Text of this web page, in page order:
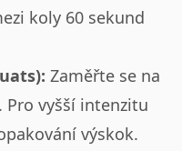
koly 60 sekund
Zaměřte se na
Pro vyšší intenzitu
výskok.